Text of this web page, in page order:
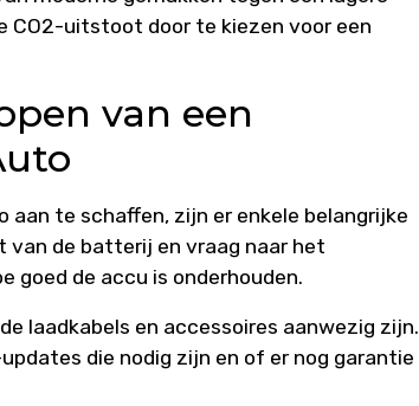
CO2-uitstoot door te kiezen voor een
van een
te schaffen, zijn er enkele belangrijke
de batterij en vraag naar het
goed de accu is onderhouden.
laadkabels en accessoires aanwezig zijn.
die nodig zijn en of er nog garantie